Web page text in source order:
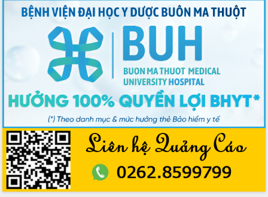
Ngành nông nghiệp phấn đấu tăng
trưởng đạt 5,86% trong năm 2026
UBND tỉnh Đắk Lắk triển khai công tác
quốc phòng, quân sự địa phương năm
Đắk Lắk tập trung toàn lực khắc phục
Đoàn thanh tra EC
Chủ tịch UBND tỉnh Tạ Anh Tuấn thăm,
chúc mừng các bệnh viện nhân Ngày
Thầy thuốc Việt Nam
Rộn ràng lễ hội truyền thống Sông
nước Đà Nông lần thứ I năm 2026
Kỳ họp Chuyên đề lần thứ Năm, HĐND
tỉnh Đắk Lắk thông qua các nghị quyết